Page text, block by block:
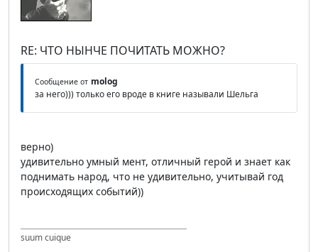
RE: ЧТО НЫНЧЕ ПОЧИТАТЬ МОЖНО?
Сообщение от molog
за него))) только его вроде в книге называли Шельга
верно)
удивительно умный мент, отличный герой и знает как
поднимать народ, что не удивительно, учитывай год
происходящих событий))
suum cuique